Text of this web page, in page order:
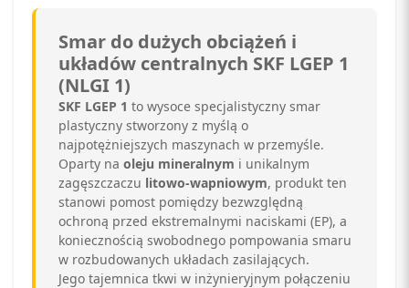
Smar do dużych obciążeń i
układów centralnych SKF LGEP 1
(NLGI 1)
SKF LGEP 1 to wysoce specjalistyczny smar
plastyczny stworzony z myślą o
najpotężniejszych maszynach w przemyśle.
Oparty na oleju mineralnym i unikalnym
zagęszczaczu litowo-wapniowym, produkt ten
stanowi pomost pomiędzy bezwzględną
ochroną przed ekstremalnymi naciskami (EP), a
koniecznością swobodnego pompowania smaru
w rozbudowanych układach zasilających.
Jego tajemnica tkwi w inżynieryjnym połączeniu